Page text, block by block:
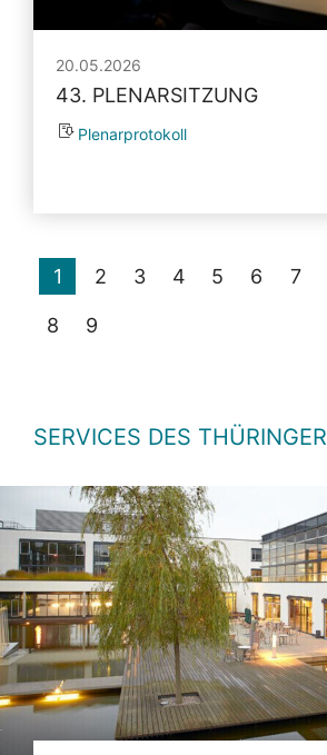
20.05.2026
43. PLENARSITZUNG
Plenarprotokoll
1 2 3 4 5 6 7
8 9
SERVICES DES